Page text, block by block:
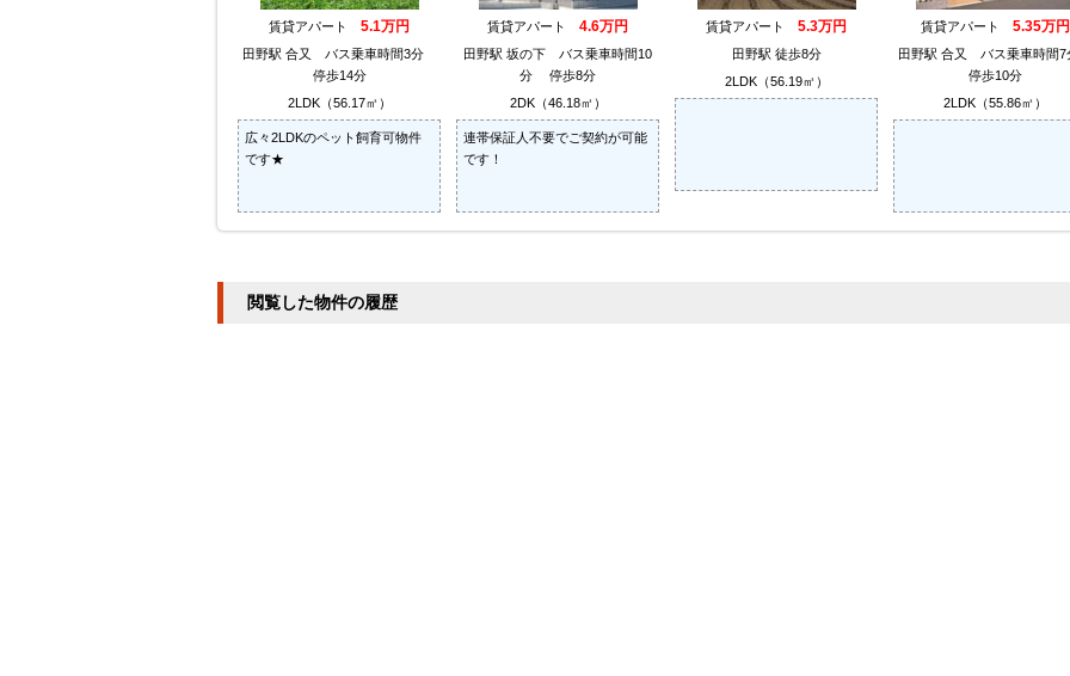
賃貸アパート 5.1万円
田野駅 合又 バス乗車時間3分
停歩14分
2LDK（56.17㎡）
広々2LDKのペット飼育可物件
です★
賃貸アパート 4.6万円
田野駅 坂の下 バス乗車時間10
分 停歩8分
2DK（46.18㎡）
連帯保証人不要でご契約が可能
です！
賃貸アパート 5.3万円
田野駅 徒歩8分
2LDK（56.19㎡）
賃貸アパート 5.35万円
田野駅 合又 バス乗車時
停歩10分
2LDK（55.86㎡）
閲覧した物件の履歴